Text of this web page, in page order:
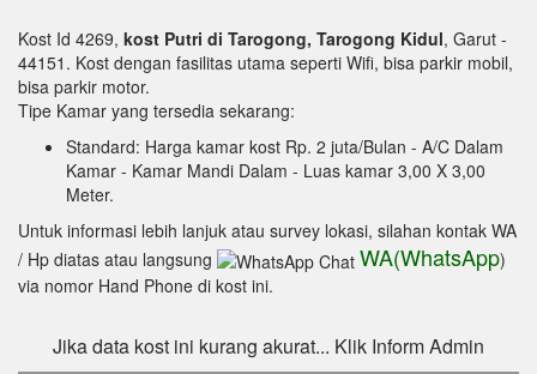
Kost Id 4269, kost Putri di Tarogong, Tarogong Kidul, Garut -
44151. Kost dengan fasilitas utama seperti Wifi, bisa parkir mobil,
bisa parkir motor.
Tipe Kamar yang tersedia sekarang:
Standard: Harga kamar kost Rp. 2 juta/Bulan - A/C Dalam
Kamar - Kamar Mandi Dalam - Luas kamar 3,00 X 3,00
Meter.
Untuk informasi lebih lanjuk atau survey lokasi, silahan kontak WA
/ Hp diatas atau langsung
WA(WhatsApp)
via nomor Hand Phone di kost ini.
Jika data kost ini kurang akurat... Klik Inform Admin